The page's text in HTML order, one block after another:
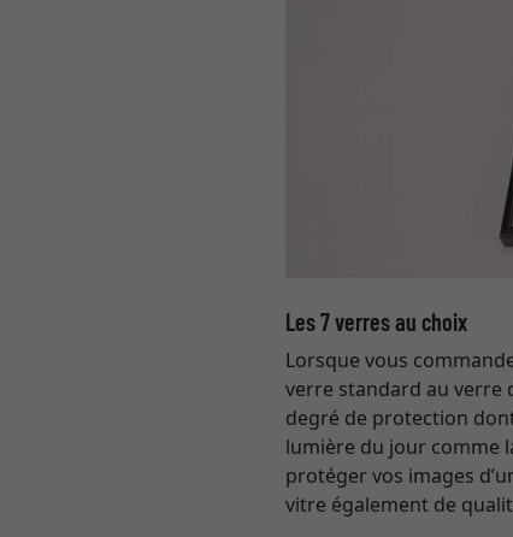
Les 7 verres au choix
Lorsque vous
verre standard au verre
degré de protection
lumière du jour comme
protéger vos images
vitre également de